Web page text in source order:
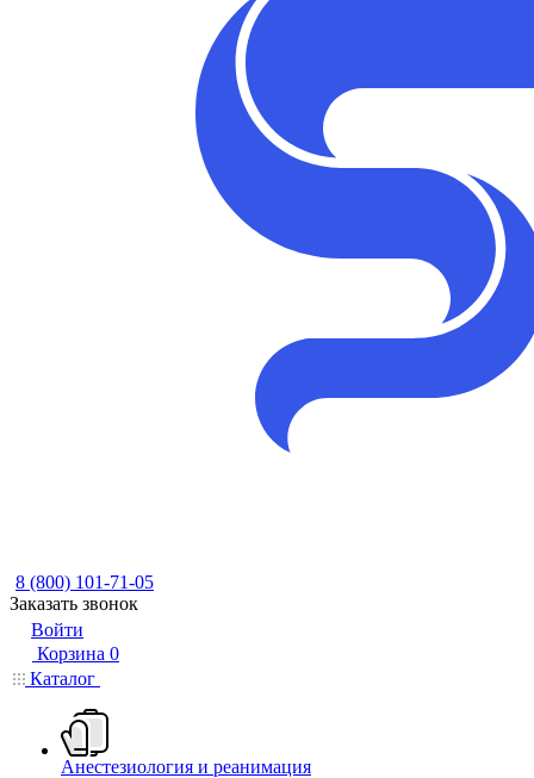
8 (800) 101-71-05
Заказать звонок
Войти
Корзина 0
Каталог
Анестезиология и реанимация